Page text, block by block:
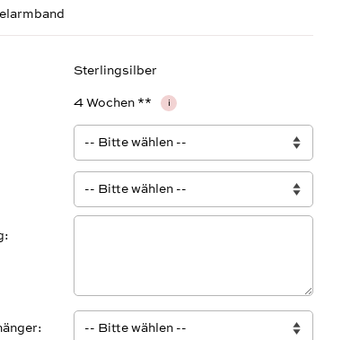
Sterlingsilber
4 Wochen ** i